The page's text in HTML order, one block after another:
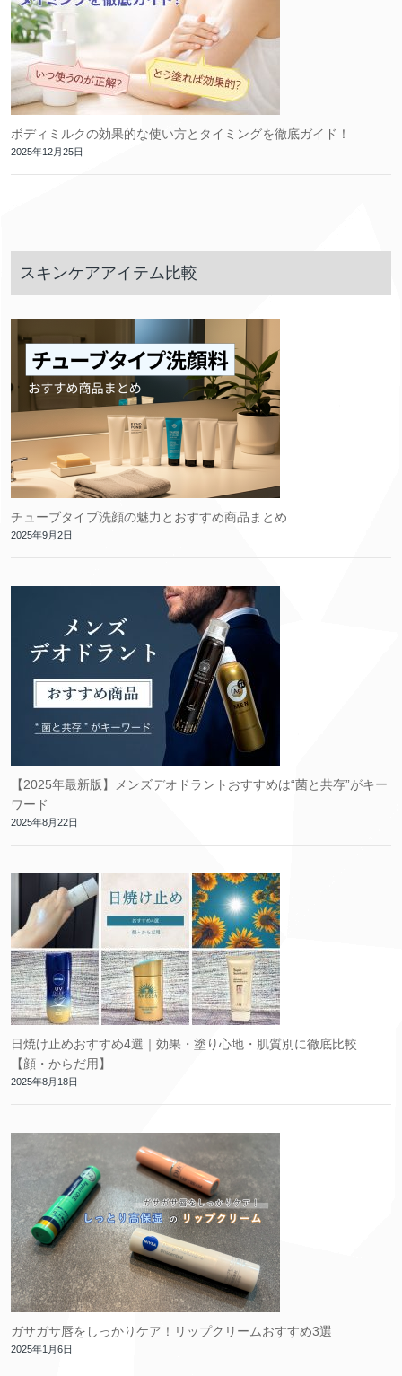
ボディミルクの効果的な使い方とタイミングを徹底ガイド！
2025年12月25日
スキンケアアイテム比較
チューブタイプ洗顔の魅力とおすすめ商品まとめ
2025年9月2日
【2025年最新版】メンズデオドラントおすすめは“菌と共存”がキー
ワード
2025年8月22日
日焼け止めおすすめ4選｜効果・塗り心地・肌質別に徹底比較
【顔・からだ用】
2025年8月18日
ガサガサ唇をしっかりケア！リップクリームおすすめ3選
2025年1月6日